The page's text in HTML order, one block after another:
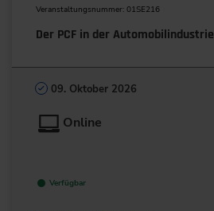
Veranstaltungsnummer: 01SE216
Der PCF in der Automobilindustrie
09. Oktober 2026
Online
Verfügbar